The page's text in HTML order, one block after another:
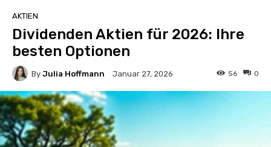
AKTIEN
Dividenden Aktien für 2026: Ihre
besten Optionen
By Julia Hoffmann Januar 27, 2026 0
56